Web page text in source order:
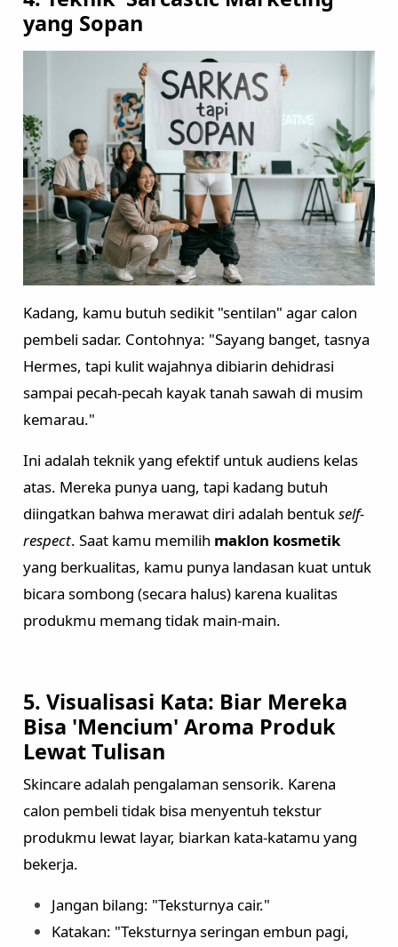
yang Sopan
Kadang, kamu butuh sedikit "sentilan" agar calon
pembeli sadar. Contohnya: "Sayang banget, tasnya
Hermes, tapi kulit wajahnya dibiarin dehidrasi
sampai pecah-pecah kayak tanah sawah di musim
kemarau."
Ini adalah teknik yang efektif untuk audiens kelas
atas. Mereka punya uang, tapi kadang butuh
diingatkan bahwa merawat diri adalah bentukself-
respect. Saat kamu memilih maklon kosmetik
yang berkualitas, kamu punya landasan kuat untuk
bicara sombong (secara halus) karena kualitas
produkmu memang tidak main-main.
5. Visualisasi Kata: Biar Mereka
Bisa 'Mencium' Aroma Produk
Lewat Tulisan
Skincare adalah pengalaman sensorik. Karena
calon pembeli tidak bisa menyentuh tekstur
produkmu lewat layar, biarkan kata-katamu yang
bekerja.
Jangan bilang: "Teksturnya cair."
Katakan: "Teksturnya seringan embun pagi,